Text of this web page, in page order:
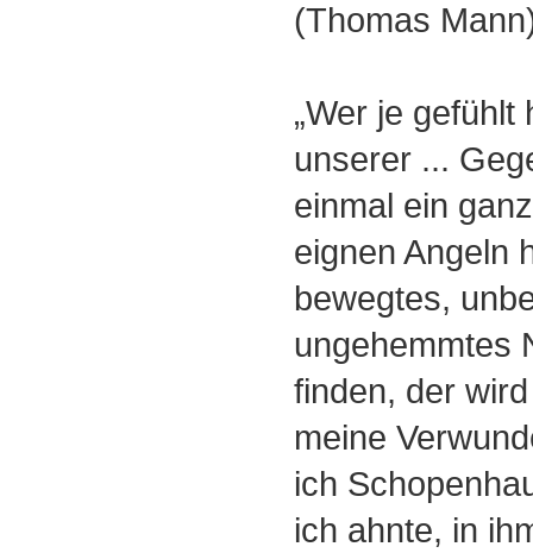
(Thomas
„Wer je
unserer ...
einmal ein
eignen Angeln
bewegtes,
ungehemmtes
finden, der
meine
ich
ich ahnte, in